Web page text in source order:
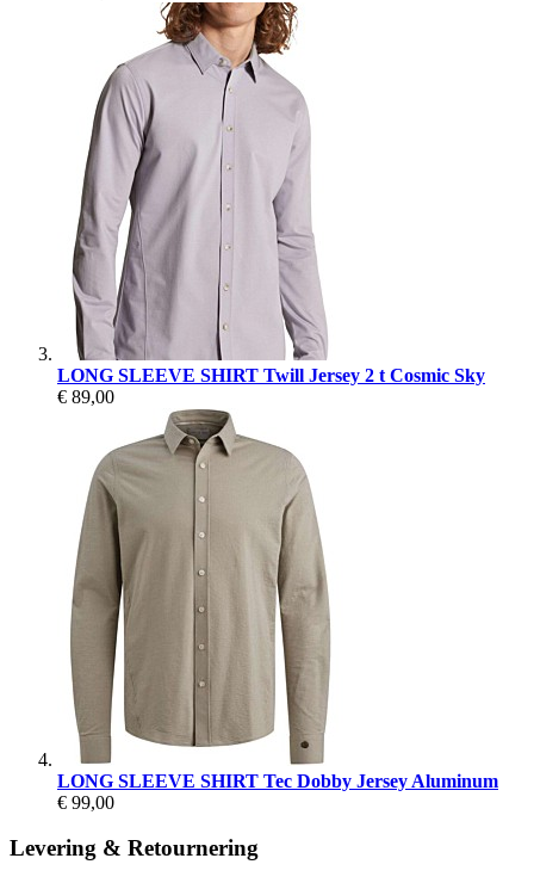
LONG SLEEVE SHIRT Twill Jersey 2 t Cosmic Sky
€ 89,00
LONG SLEEVE SHIRT Tec Dobby Jersey Aluminum
€ 99,00
Levering & Retournering